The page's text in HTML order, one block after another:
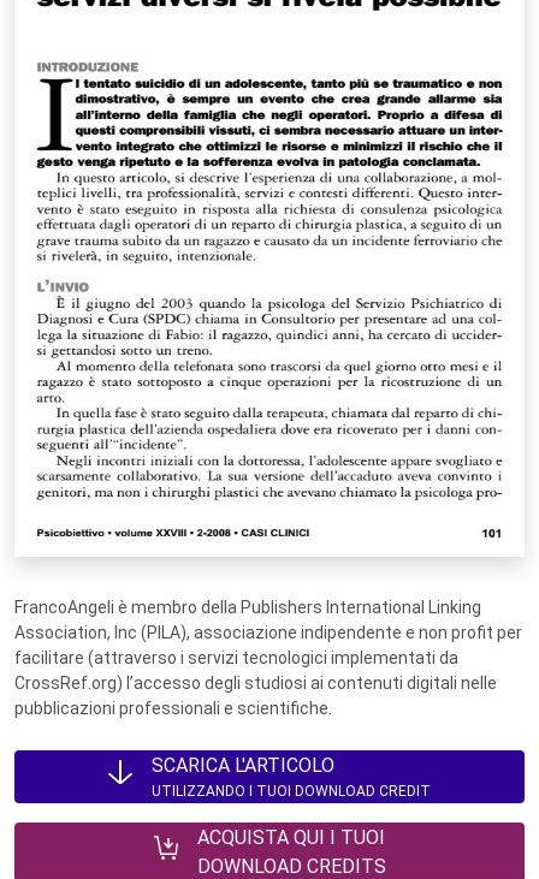
FrancoAngeli è membro della Publishers International Linking
Association, Inc (PILA), associazione indipendente e non profit per
facilitare (attraverso i servizi tecnologici implementati da
CrossRef.org) l’accesso degli studiosi ai contenuti digitali nelle
pubblicazioni professionali e scientifiche.
SCARICA L'ARTICOLO
UTILIZZANDO I TUOI DOWNLOAD CREDIT
ACQUISTA QUI I TUOI
DOWNLOAD CREDITS